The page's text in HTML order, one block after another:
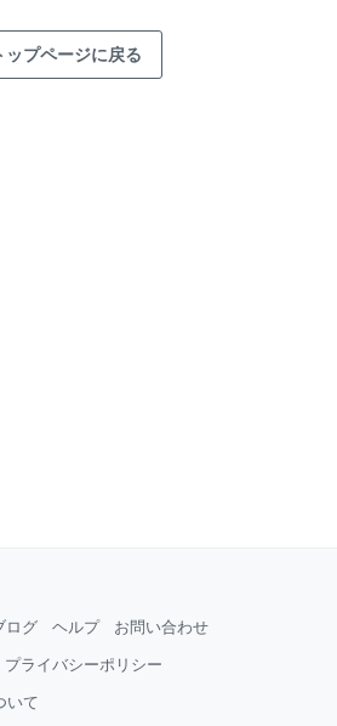
ップページに戻る
ログ ヘルプ お問い合わせ
プライバシーポリシー
いて